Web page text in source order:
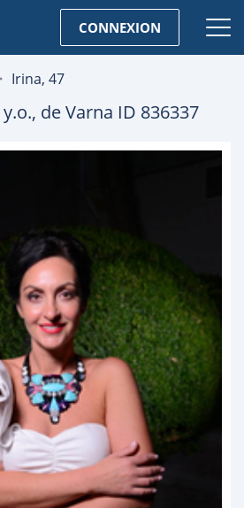
CONNEXION
Irina, 47
y.o., deVarna ID 836337